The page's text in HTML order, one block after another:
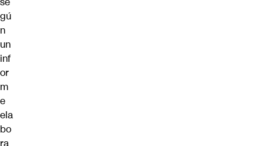
gú
n
un
inf
or
m
e
ela
bo
ra